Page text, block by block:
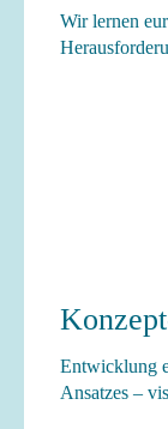
Wir lernen
Entwicklung
Ansatzes –